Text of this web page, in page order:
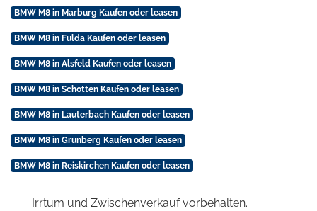
BMW M8 in Marburg Kaufen oder leasen
BMW M8 in Fulda Kaufen oder leasen
BMW M8 in Alsfeld Kaufen oder leasen
BMW M8 in Schotten Kaufen oder leasen
BMW M8 in Lauterbach Kaufen oder leasen
BMW M8 in Grünberg Kaufen oder leasen
BMW M8 in Reiskirchen Kaufen oder leasen
Irrtum und Zwischenverkauf vorbehalten.